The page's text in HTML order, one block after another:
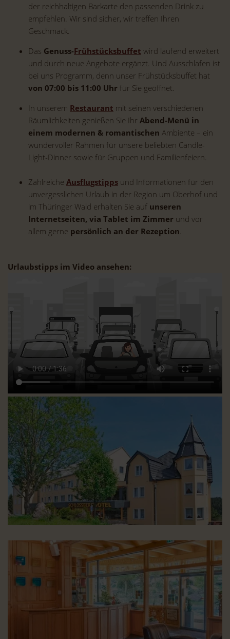
der reichhaltigen Barkarte den passenden Drink zu
empfehlen. Wir sind sicher, wir treffen Ihren
Geschmack.
Das Genuss-Frühstücksbuffet wird laufend erweitert
und durch neue Angebote ergänzt. Und Ausschlafen ist
bei uns Programm, denn unser Frühstücksbuffet hat
von 07:00 bis 11:00 Uhr für Sie geöffnet.
In unserem Restaurant mit seinen verschiedenen
Räumlichkeiten genießen Sie Ihr Abend-Menü in
einem modernen & romantischen Ambiente – ein
wundervoller Rahmen für unsere beliebten Candle-
Light-Dinner sowie für Gruppen und Familienfeiern.
Zahlreiche Ausflugstipps und Informationen für den
unvergesslichen Urlaub in der Region um Oberhof und
im Thüringer Wald erhalten Sie auf unseren
Internetseiten, via Tablet im Zimmer und vor
allem gerne persönlich an der Rezeption
Urlaubstipps im Video ansehen: